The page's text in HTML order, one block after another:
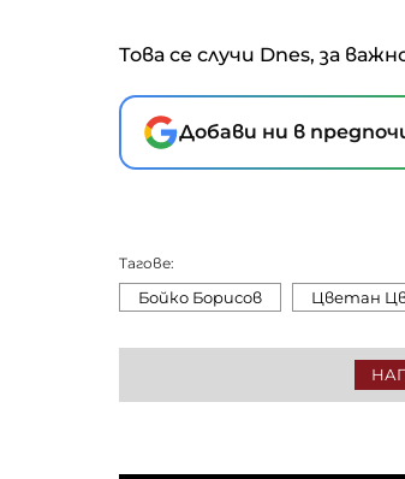
Това се случи Dnes, за
Добави ни в
Тагове:
Бойко Борисов Цветан